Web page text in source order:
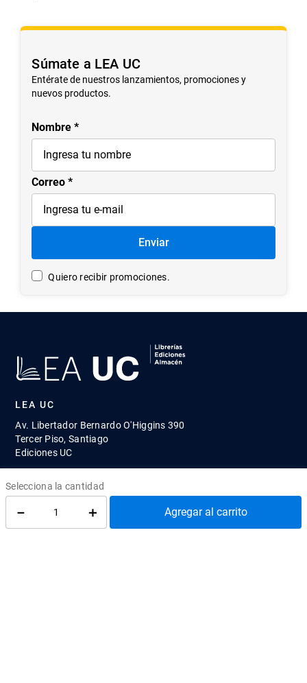
＋
－ Agregar al carrito
Súmate a LEA UC
Entérate de nuestros lanzamientos, promociones y
nuevos productos.
Nombre
Correo
Enviar
Quiero recibir promociones.
LEA UC
Av. Libertador Bernardo O'Higgins 390
Tercer Piso, Santiago
Ediciones UC
atenciontienda@uc.cl (56) 95504 2427